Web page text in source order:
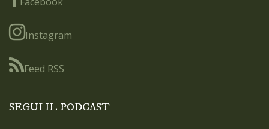
Instagram
Feed RSS
SEGUI IL PODCAST